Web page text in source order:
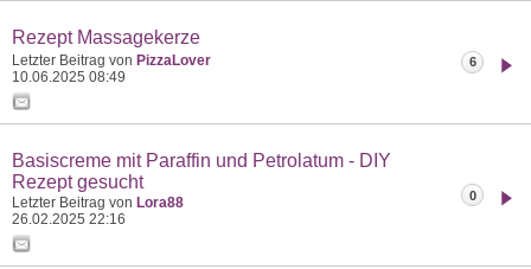
Rezept Massagekerze
Letzter Beitrag von PizzaLover
10.06.2025 08:49
6
Basiscreme mit Paraffin und Petrolatum - DIY
Rezept gesucht
Letzter Beitrag von Lora88
26.02.2025 22:16
0